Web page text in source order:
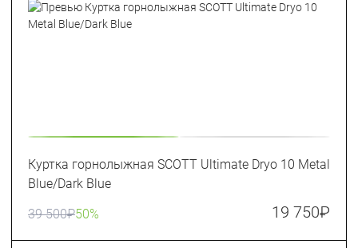
Куртка горнолыжная SCOTT Ultimate Dryo 10 Metal
Blue/Dark Blue
39 500₽50% 19 750₽